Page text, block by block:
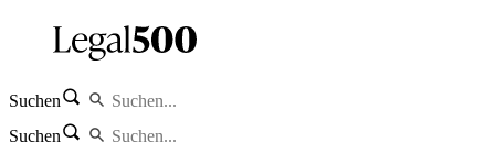
Suchen
Suchen